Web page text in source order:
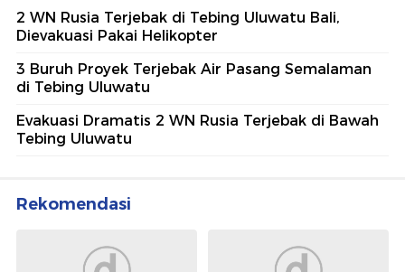
2 WN Rusia Terjebak di Tebing Uluwatu Bali,
Dievakuasi Pakai Helikopter
3 Buruh Proyek Terjebak Air Pasang Semalaman
di Tebing Uluwatu
Evakuasi Dramatis 2 WN Rusia Terjebak di Bawah
Tebing Uluwatu
Rekomendasi